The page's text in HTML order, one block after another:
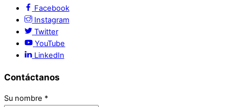
Facebook
Instagram
Twitter
YouTube
LinkedIn
Contáctanos
Su nombre *